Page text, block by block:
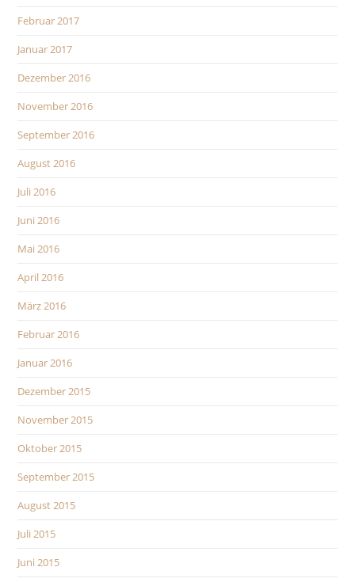
Februar 2017
Januar 2017
Dezember 2016
November 2016
September 2016
August 2016
Juli 2016
Juni 2016
Mai 2016
April 2016
März 2016
Februar 2016
Januar 2016
Dezember 2015
November 2015
Oktober 2015
September 2015
August 2015
Juli 2015
Juni 2015